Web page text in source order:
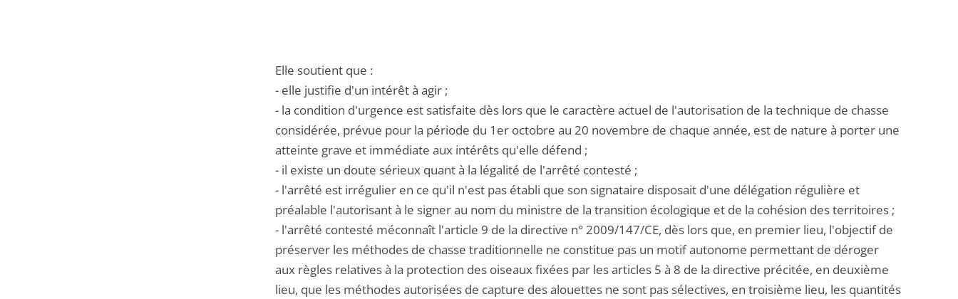
Elle soutient que :
- elle justifie d'un intérêt à agir ;
- la condition d'urgence est satisfaite dès lors que le caractère actuel de l'autorisation de la technique de chasse
considérée, prévue pour la période du 1er octobre au 20 novembre de chaque année, est de nature à porter une
atteinte grave et immédiate aux intérêts qu'elle défend ;
- il existe un doute sérieux quant à la légalité de l'arrêté contesté ;
- l'arrêté est irrégulier en ce qu'il n'est pas établi que son signataire disposait d'une délégation régulière et
préalable l'autorisant à le signer au nom du ministre de la transition écologique et de la cohésion des territoires ;
- l'arrêté contesté méconnaît l'article 9 de la directive n° 2009/147/CE, dès lors que, en premier lieu, l'objectif de
préserver les méthodes de chasse traditionnelle ne constitue pas un motif autonome permettant de déroger
aux règles relatives à la protection des oiseaux fixées par les articles 5 à 8 de la directive précitée, en deuxième
lieu, que les méthodes autorisées de capture des alouettes ne sont pas sélectives, en troisième lieu, les quantités